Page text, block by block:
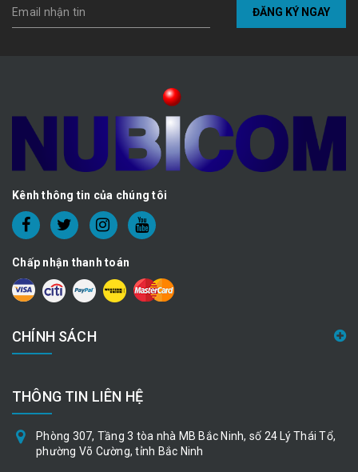
ĐĂNG KÝ NGAY
Kênh thông tin của chúng tôi
Chấp nhận thanh toán
CHÍNH SÁCH
THÔNG TIN LIÊN HỆ
Phòng 307, Tầng 3 tòa nhà MB Bắc Ninh, số 24 Lý Thái Tổ,
phường Võ Cường, tỉnh Bắc Ninh